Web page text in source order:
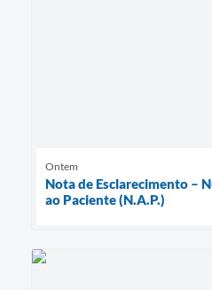
Ontem
Nota de Esclarecimento –
ao Paciente (N.A.P.)